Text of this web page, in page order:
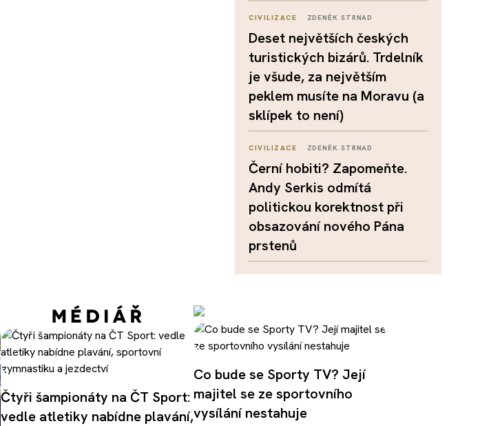
CIVILIZACE ZDENĚK STRNAD
Deset největších českých
turistických bizárů. Trdelník
je všude, za největším
peklem musíte na Moravu (a
sklípek to není)
CIVILIZACE ZDENĚK STRNAD
Černí hobiti? Zapomeňte.
Andy Serkis odmítá
politickou korektnost při
obsazování nového Pána
prstenů
Čtyři šampionáty na ČT Sport:
vedle atletiky nabídne plavání,
Co bude se Sporty TV? Její
majitel se ze sportovního
vysílání nestahuje